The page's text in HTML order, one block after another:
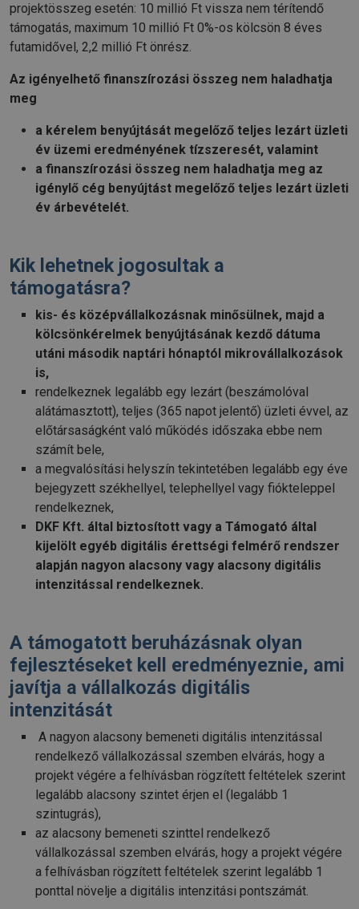
projektösszeg esetén: 10 millió Ft vissza nem térítendő
támogatás, maximum 10 millió Ft 0%-os kölcsön 8 éves
futamidővel, 2,2 millió Ft önrész.
Az igényelhető finanszírozási összeg nem haladhatja
meg
a kérelem benyújtását megelőző teljes lezárt üzleti
év üzemi eredményének tízszeresét, valamint
a finanszírozási összeg nem haladhatja meg az
igénylő cég benyújtást megelőző teljes lezárt üzleti
év árbevételét.
Kik lehetnek jogosultak a
támogatásra?
kis- és középvállalkozásnak minősülnek, majd a
kölcsönkérelmek benyújtásának kezdő dátuma
utáni második naptári hónaptól mikrovállalkozások
is,
rendelkeznek legalább egy lezárt (beszámolóval
alátámasztott), teljes (365 napot jelentő) üzleti évvel, az
előtársaságként való működés időszaka ebbe nem
számít bele,
a megvalósítási helyszín tekintetében legalább egy éve
bejegyzett székhellyel, telephellyel vagy fiókteleppel
rendelkeznek,
DKF Kft. által biztosított vagy a Támogató által
kijelölt egyéb digitális érettségi felmérő rendszer
alapján nagyon alacsony vagy alacsony digitális
intenzitással rendelkeznek.
A támogatott beruházásnak olyan
fejlesztéseket kell eredményeznie, ami
javítja a vállalkozás digitális
intenzitását
A nagyon alacsony bemeneti digitális intenzitással
rendelkező vállalkozással szemben elvárás, hogy a
projekt végére a felhívásban rögzített feltételek szerint
legalább alacsony szintet érjen el (legalább 1
szintugrás),
az alacsony bemeneti szinttel rendelkező
vállalkozással szemben elvárás, hogy a projekt végére
a felhívásban rögzített feltételek szerint legalább 1
ponttal növelje a digitális intenzitási pontszámát.